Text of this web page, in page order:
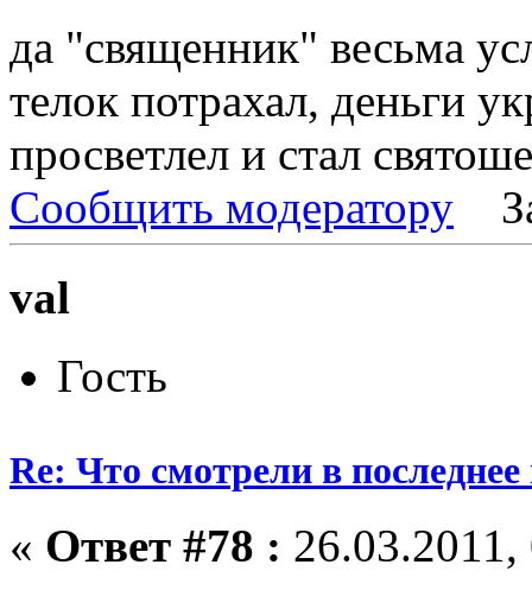
да "священник" весьма
телок потрахал, деньги
просветлел и стал
Сообщить модератору
val
Гость
Re: Что смотрели в
« Ответ #78 :